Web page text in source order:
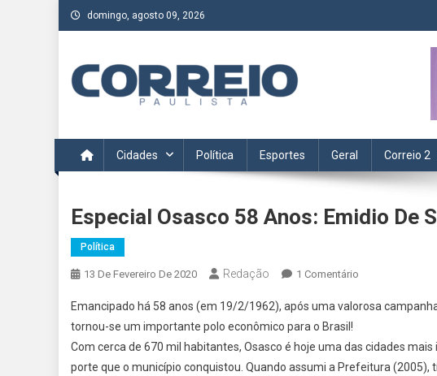
Skip
to
domingo, agosto 09, 2026
Acompanhe as últimas notícias da região no Correio Paulista.
Cidades Política Esportes Geral Correio 2
Especial Osasco 58 Anos: Emidio De
Política
13 De Fevereiro De 2020 Redação 1 Comentário
Osasco
Anos:
Emidio
Emancipado há 58 anos (em 19/2/1962), após uma valorosa
tornou-se um importante polo econômico para o Brasil!
Com cerca de 670 mil habitantes, Osasco é hoje uma das cidades
porte que o município conquistou. Quando assumi a Prefeitura (2005),